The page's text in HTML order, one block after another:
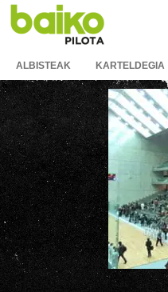
ALBISTEAK KARTELDEGIA